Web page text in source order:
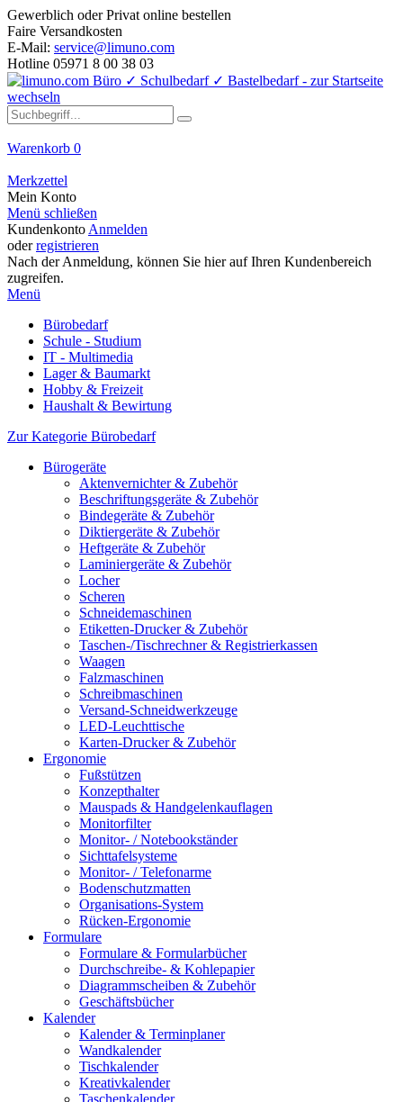
Gewerblich oder Privat online bestellen
Faire Versandkosten
E-Mail: service@limuno.com
Hotline 05971 8 00 38 03
Warenkorb 0
Merkzettel
Mein Konto
Menü schließen
Kundenkonto Anmelden
oderregistrieren
Nach der Anmeldung, können Sie hier auf Ihren Kundenbereich
zugreifen.
Menü
Bürobedarf
Schule - Studium
IT - Multimedia
Lager & Baumarkt
Hobby & Freizeit
Haushalt & Bewirtung
Zur Kategorie Bürobedarf
Bürogeräte
Aktenvernichter & Zubehör
Beschriftungsgeräte & Zubehör
Bindegeräte & Zubehör
Diktiergeräte & Zubehör
Heftgeräte & Zubehör
Laminiergeräte & Zubehör
Locher
Scheren
Schneidemaschinen
Etiketten-Drucker & Zubehör
Taschen-/Tischrechner & Registrierkassen
Waagen
Falzmaschinen
Schreibmaschinen
Versand-Schneidwerkzeuge
LED-Leuchttische
Karten-Drucker & Zubehör
Ergonomie
Fußstützen
Konzepthalter
Mauspads & Handgelenkauflagen
Monitorfilter
Monitor- / Notebookständer
Sichttafelsysteme
Monitor- / Telefonarme
Bodenschutzmatten
Organisations-System
Rücken-Ergonomie
Formulare
Formulare & Formularbücher
Durchschreibe- & Kohlepapier
Diagrammscheiben & Zubehör
Geschäftsbücher
Kalender
Kalender & Terminplaner
Wandkalender
Tischkalender
Kreativkalender
Taschenkalender